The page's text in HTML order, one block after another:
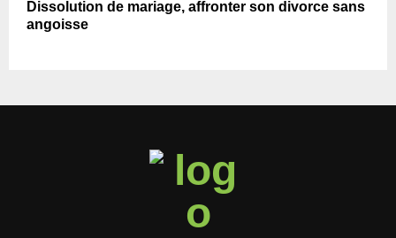
Dissolution de mariage, affronter son divorce sans
angoisse